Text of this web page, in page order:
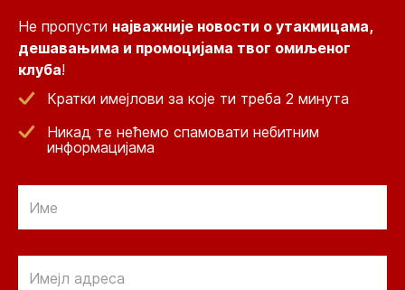
Не пропусти најважније новости о утакмицама,
дешавањима и промоцијама твог омиљеног
клуба!
Кратки имејлови за које ти треба 2 минута
Никад те нећемо спамовати небитним
информацијама